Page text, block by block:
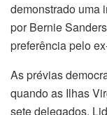
demonstrado uma
por Bernie
preferência pelo
As prévias
quando as Ilhas
sete delegados.